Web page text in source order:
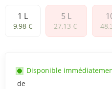
1 L
1 L
9,98 €
5 L
5 L
27,13 €
10
de
Disponible